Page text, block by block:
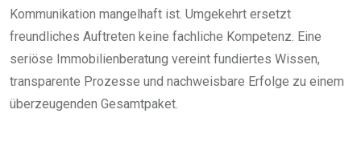
Kommunikation mangelhaft ist. Umgekehrt ersetzt
freundliches Auftreten keine fachliche Kompetenz. Eine
seriöse Immobilienberatung vereint fundiertes Wissen,
transparente Prozesse und nachweisbare Erfolge zu einem
überzeugenden Gesamtpaket.